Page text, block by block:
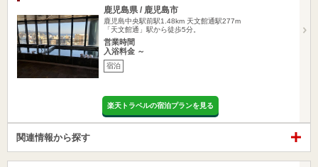
鹿児島県 / 鹿児島市
鹿児島中央駅前駅1.48km 天文館通駅277m
「天文館通」駅から徒歩5分。
営業時間
入浴料金 ～
宿泊
楽天トラベルの宿泊プランを見る
関連情報から探す